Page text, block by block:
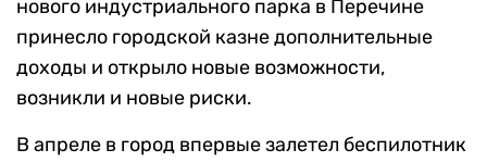
нового индустриального парка в Перечине
принесло городской казне дополнительные
доходы и открыло новые возможности,
возникли и новые риски.
В апреле в город впервые залетел беспилотник